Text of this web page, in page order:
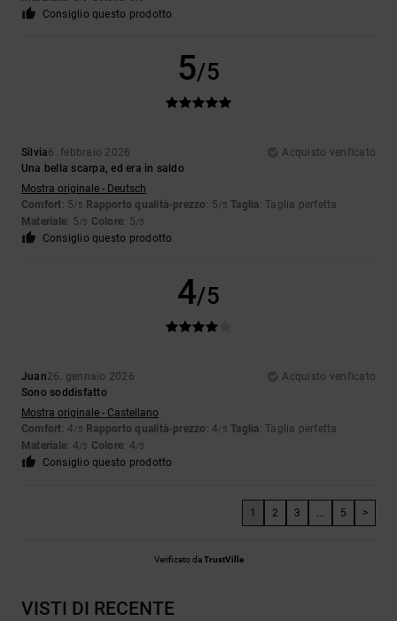
Consiglio questo prodotto
5/5
Silvia6. febbraio 2026
Acquisto verificato
Una bella scarpa, ed era in saldo
Mostra originale - Deutsch
Comfort: 5/5 Rapporto qualità-prezzo : 5/5 Taglia: Taglia perfetta
Materiale: 5/5 Colore: 5/5
Consiglio questo prodotto
4/5
Juan26. gennaio 2026
Acquisto verificato
Sono soddisfatto
Mostra originale - Castellano
Comfort: 4/5 Rapporto qualità-prezzo : 4/5 Taglia: Taglia perfetta
Materiale: 4/5 Colore: 4/5
Consiglio questo prodotto
1 2 3 ... 5 >
Verificato daTrustVille
VISTI DI RECENTE